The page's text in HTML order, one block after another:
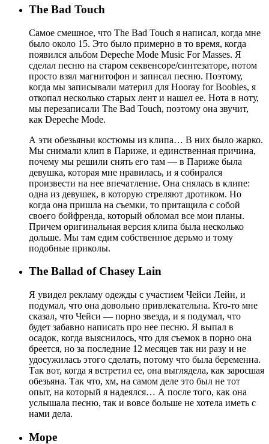
The Bad Touch
Самое смешное, что The Bad Touch я написал, когда мне
было около 15. Это было примерно в то время, когда
появился альбом Depeche Mode Music For Masses. Я
сделал песню на старом секвенсоре/синтезаторе, потом
просто взял магнитофон и записал песню. Поэтому,
когда мы записывали материл для Hooray for Boobies, я
откопал несколько старых лент и нашел ее. Нота в ноту,
мы перезаписали The Bad Touch, поэтому она звучит,
как Depeche Mode.
А эти обезьяньи костюмы из клипа… В них было жарко.
Мы снимали клип в Париже, и единственная причина,
почему мы решили снять его там — в Париже была
девушка, которая мне нравилась, и я собирался
произвести на нее впечатление. Она снялась в клипе:
одна из девушек, в которую стреляют дротиком. Но
когда она пришла на съемки, то притащила с собой
своего бойфренда, который обломал все мои планы.
Причем оригинальная версия клипа была несколько
дольше. Мы там едим собственное дерьмо и тому
подобные приколы.
The Ballad of Chasey Lain
Я увидел рекламу одежды с участием Чейси Лейн, и
подумал, что она довольно привлекательна. Кто-то мне
сказал, что Чейси — порно звезда, и я подумал, что
будет забавно написать про нее песню. Я выпал в
осадок, когда выяснилось, что для съемок в порно она
бреется, но за последние 12 месяцев так ни разу и не
удосужилась этого сделать, потому что была беременна.
Так вот, когда я встретил ее, она выглядела, как заросшая
обезьяна. Так что, хм, на самом деле это был не тот
опыт, на который я надеялся… А после того, как она
услышала песню, так и вовсе больше не хотела иметь с
нами дела.
Mope